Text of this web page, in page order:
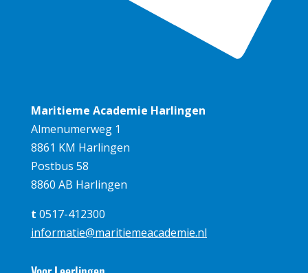
Maritieme Academie Harlingen
Almenumerweg 1
8861 KM Harlingen
Postbus 58
8860 AB Harlingen
t 0517-412300
informatie@maritiemeacademie.nl